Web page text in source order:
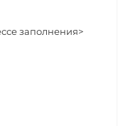
заполнения>